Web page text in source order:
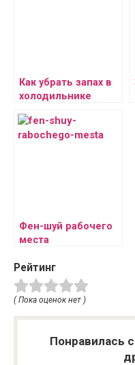
Как убрать запах в
холодильнике
Фен-шуй рабочего
места
Рейтинг
( Пока оценок нет )
Понравилась